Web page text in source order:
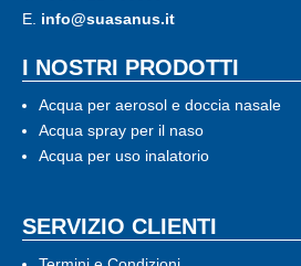
E. info@suasanus.it
I NOSTRI PRODOTTI
Acqua per aerosol e doccia nasale
Acqua spray per il naso
Acqua per uso inalatorio
SERVIZIO CLIENTI